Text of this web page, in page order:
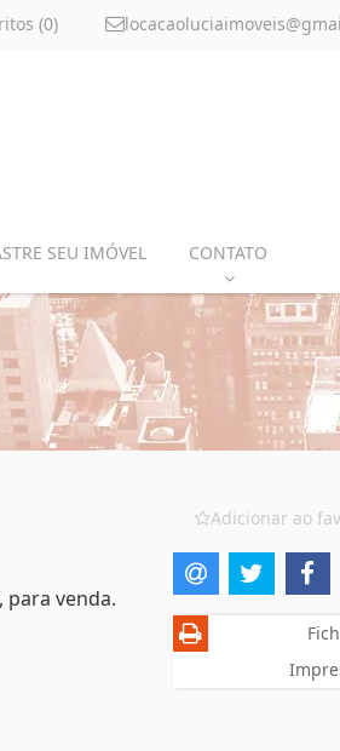
(0)
SEU IMÓVEL CONTATO
venda.
Adicionar ao